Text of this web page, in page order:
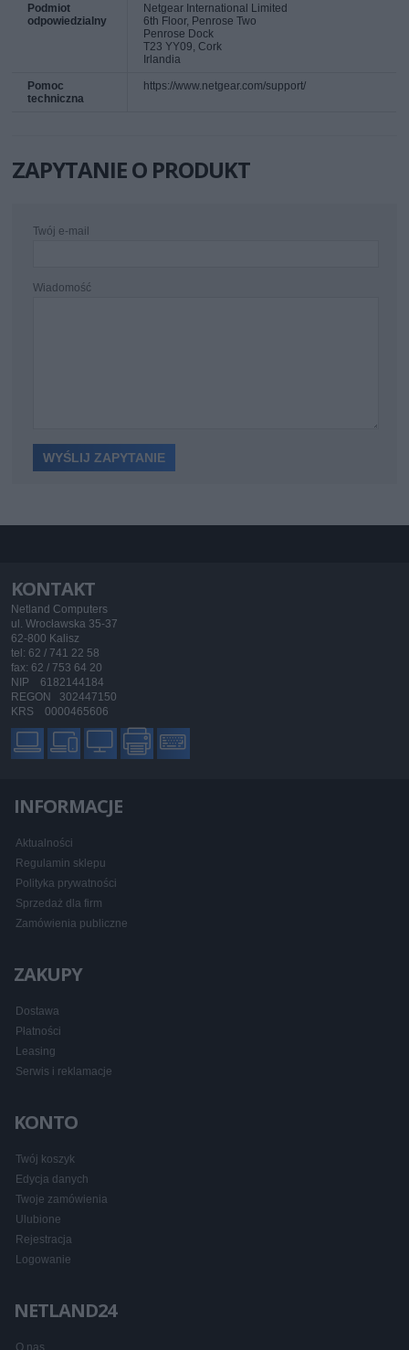
Podmiot
odpowiedzialny
Netgear International Limited
6th Floor, Penrose Two
Penrose Dock
T23 YY09, Cork
Irlandia
Pomoc
techniczna
https://www.netgear.com/support/
ZAPYTANIE O PRODUKT
Twój e-mail
Wiadomość
KONTAKT
Netland Computers
ul. Wrocławska 35-37
62-800 Kalisz
tel: 62 / 741 22 58
fax: 62 / 753 64 20
NIP 6182144184
REGON 302447150
KRS 0000465606
INFORMACJE
Aktualności
Regulamin sklepu
Polityka prywatności
Sprzedaż dla firm
Zamówienia publiczne
ZAKUPY
Dostawa
Płatności
Leasing
Serwis i reklamacje
KONTO
Twój koszyk
Edycja danych
Twoje zamówienia
Ulubione
Rejestracja
Logowanie
NETLAND24
O nas